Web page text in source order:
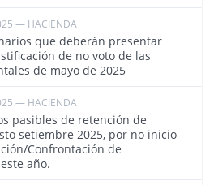
— HACIENDA
que deberán presentar
de no voto de las
de mayo de 2025
— HACIENDA
pasibles de retención de
setiembre 2025, por no inicio
Confrontación de
año.